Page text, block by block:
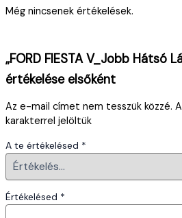
Még nincsenek értékelések.
„FORD FIESTA V_Jobb Hátsó
értékelése elsőként
Az e-mail címet nem tesszük közzé.
karakterrel jelöltük
A te értékelésed *
Értékelésed *